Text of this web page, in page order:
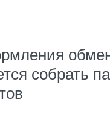
собрать